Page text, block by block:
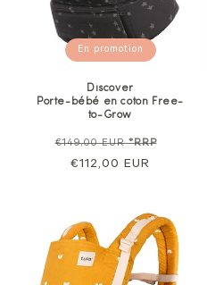
En promotion
Discover
Porte-bébé en coton Free-
to-Grow
Prix
normal
€149,00 EUR*RRP
€112,00 EUR